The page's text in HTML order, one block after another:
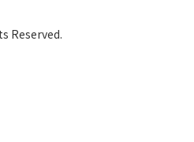
Reserved.